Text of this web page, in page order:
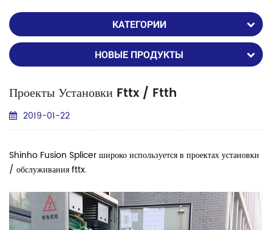
КАТЕГОРИИ
НОВЫЕ ПРОДУКТЫ
Проекты Установки Fttx / Ftth
2019-01-22
Shinho Fusion Splicer широко используется в проектах установки
/ обслуживания fttx.